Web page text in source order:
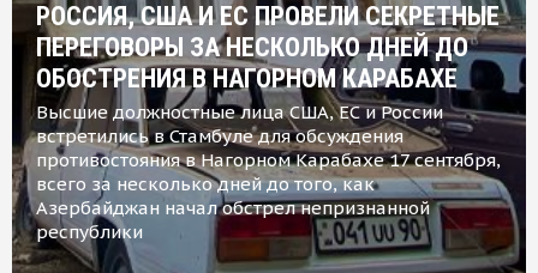
РОССИЯ, США И ЕС ПРОВЕЛИ СЕКРЕТНЫЕ
ПЕРЕГОВОРЫ ЗА НЕСКОЛЬКО ДНЕЙ ДО
ОБОСТРЕНИЯ В НАГОРНОМ КАРАБАХЕ
Высшие должностные лица США, ЕС и России
встретились в Стамбуле для обсуждения
противостояния в Нагорном Карабахе 17 сентября,
всего за несколько дней до того, как
Азербайджан начал обстрел непризнанной
республики